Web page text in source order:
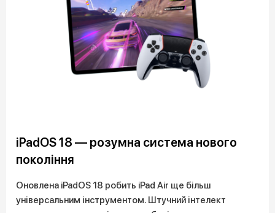
iPadOS 18 — розумна система нового
покоління
Оновлена iPadOS 18 робить iPad Air ще більш
універсальним інструментом. Штучний інтелект